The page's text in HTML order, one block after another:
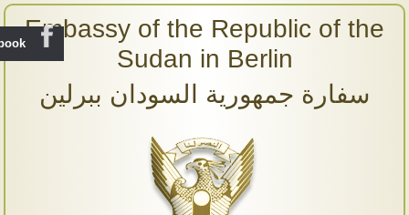
Embassy of the Republic of the
Sudan in Berlin
سفارة جمهورية السودان ببرلين